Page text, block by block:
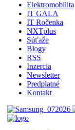
Elektromobilita
IT GALA
IT Ročenka
NXTplus
Súťaže
Blogy
RSS
Inzercia
Newsletter
Predplatné
Kontakt